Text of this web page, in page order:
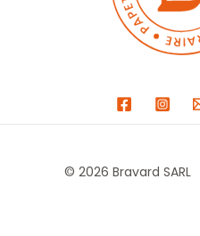
© 2026 Bravard SARL